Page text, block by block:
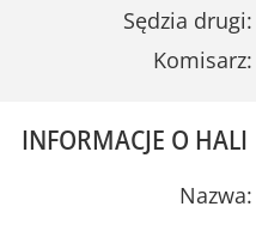
Sędzia drugi:
Komisarz:
INFORMACJE O HALI
Nazwa: